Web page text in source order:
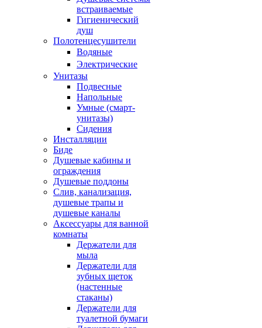
встраиваемые
Гигиенический
душ
Полотенцесушители
ㅤВодяные
ㅤЭлектрические
Унитазы
Подвесные
Напольные
Умные (смарт-
унитазы)
Сидения
Инсталляции
Биде
Душевые кабины и
ограждения
Душевые поддоны
Слив, канализация,
душевые трапы и
душевые каналы
Аксессуары для ванной
комнаты
Держатели для
мыла
Держатели для
зубных щеток
(настенные
стаканы)
Держатели для
туалетной бумаги